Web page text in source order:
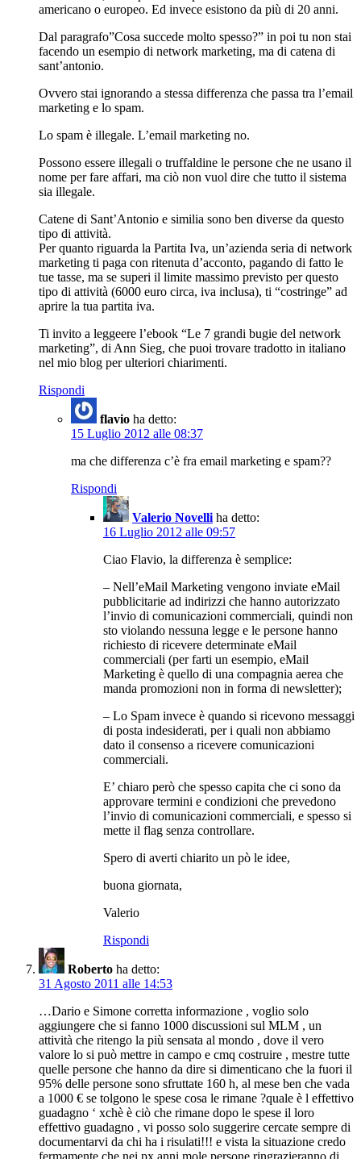
americano o europeo. Ed invece esistono da più di 20 anni.
Dal paragrafo”Cosa succede molto spesso?” in poi tu non stai
facendo un esempio di network marketing, ma di catena di
sant’antonio.
Ovvero stai ignorando a stessa differenza che passa tra l’email
marketing e lo spam.
Lo spam è illegale. L’email marketing no.
Possono essere illegali o truffaldine le persone che ne usano il
nome per fare affari, ma ciò non vuol dire che tutto il sistema
sia illegale.
Catene di Sant’Antonio e similia sono ben diverse da questo
tipo di attività.
Per quanto riguarda la Partita Iva, un’azienda seria di network
marketing ti paga con ritenuta d’acconto, pagando di fatto le
tue tasse, ma se superi il limite massimo previsto per questo
tipo di attività (6000 euro circa, iva inclusa), ti “costringe” ad
aprire la tua partita iva.
Ti invito a leggeere l’ebook “Le 7 grandi bugie del network
marketing”, di Ann Sieg, che puoi trovare tradotto in italiano
nel mio blog per ulteriori chiarimenti.
Rispondi
flavio ha detto:
15 Luglio 2012 alle 08:37
ma che differenza c’è fra email marketing e spam??
Rispondi
Valerio Novelli ha detto:
16 Luglio 2012 alle 09:57
Ciao Flavio, la differenza è semplice:
– Nell’eMail Marketing vengono inviate eMail
pubblicitarie ad indirizzi che hanno autorizzato
l’invio di comunicazioni commerciali, quindi non
sto violando nessuna legge e le persone hanno
richiesto di ricevere determinate eMail
commerciali (per farti un esempio, eMail
Marketing è quello di una compagnia aerea che
manda promozioni non in forma di newsletter);
– Lo Spam invece è quando si ricevono messaggi
di posta indesiderati, per i quali non abbiamo
dato il consenso a ricevere comunicazioni
commerciali.
E’ chiaro però che spesso capita che ci sono da
approvare termini e condizioni che prevedono
l’invio di comunicazioni commerciali, e spesso si
mette il flag senza controllare.
Spero di averti chiarito un pò le idee,
buona giornata,
Valerio
Rispondi
Roberto ha detto:
31 Agosto 2011 alle 14:53
…Dario e Simone corretta informazione , voglio solo
aggiungere che si fanno 1000 discussioni sul MLM , un
attività che ritengo la più sensata al mondo , dove il vero
valore lo si può mettre in campo e cmq costruire , mestre tutte
quelle persone che hanno da dire si dimenticano che la fuori il
95% delle persone sono sfruttate 160 h, al mese ben che vada
a 1000 € se tolgono le spese cosa le rimane ?quale è l effettivo
guadagno ‘ xchè è ciò che rimane dopo le spese il loro
effettivo guadagno , vi posso solo suggerire cercate sempre di
documentarvi da chi ha i risulati!!! e vista la situazione credo